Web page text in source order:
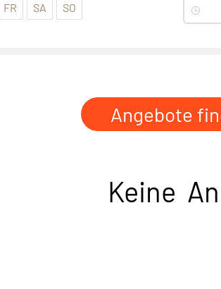
FR SA SO
Angebote
Keine